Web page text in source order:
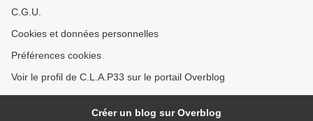
C.G.U.
Cookies et données personnelles
Préférences cookies
Voir le profil de C.L.A.P33 sur le portail Overblog
Créer un blog sur Overblog